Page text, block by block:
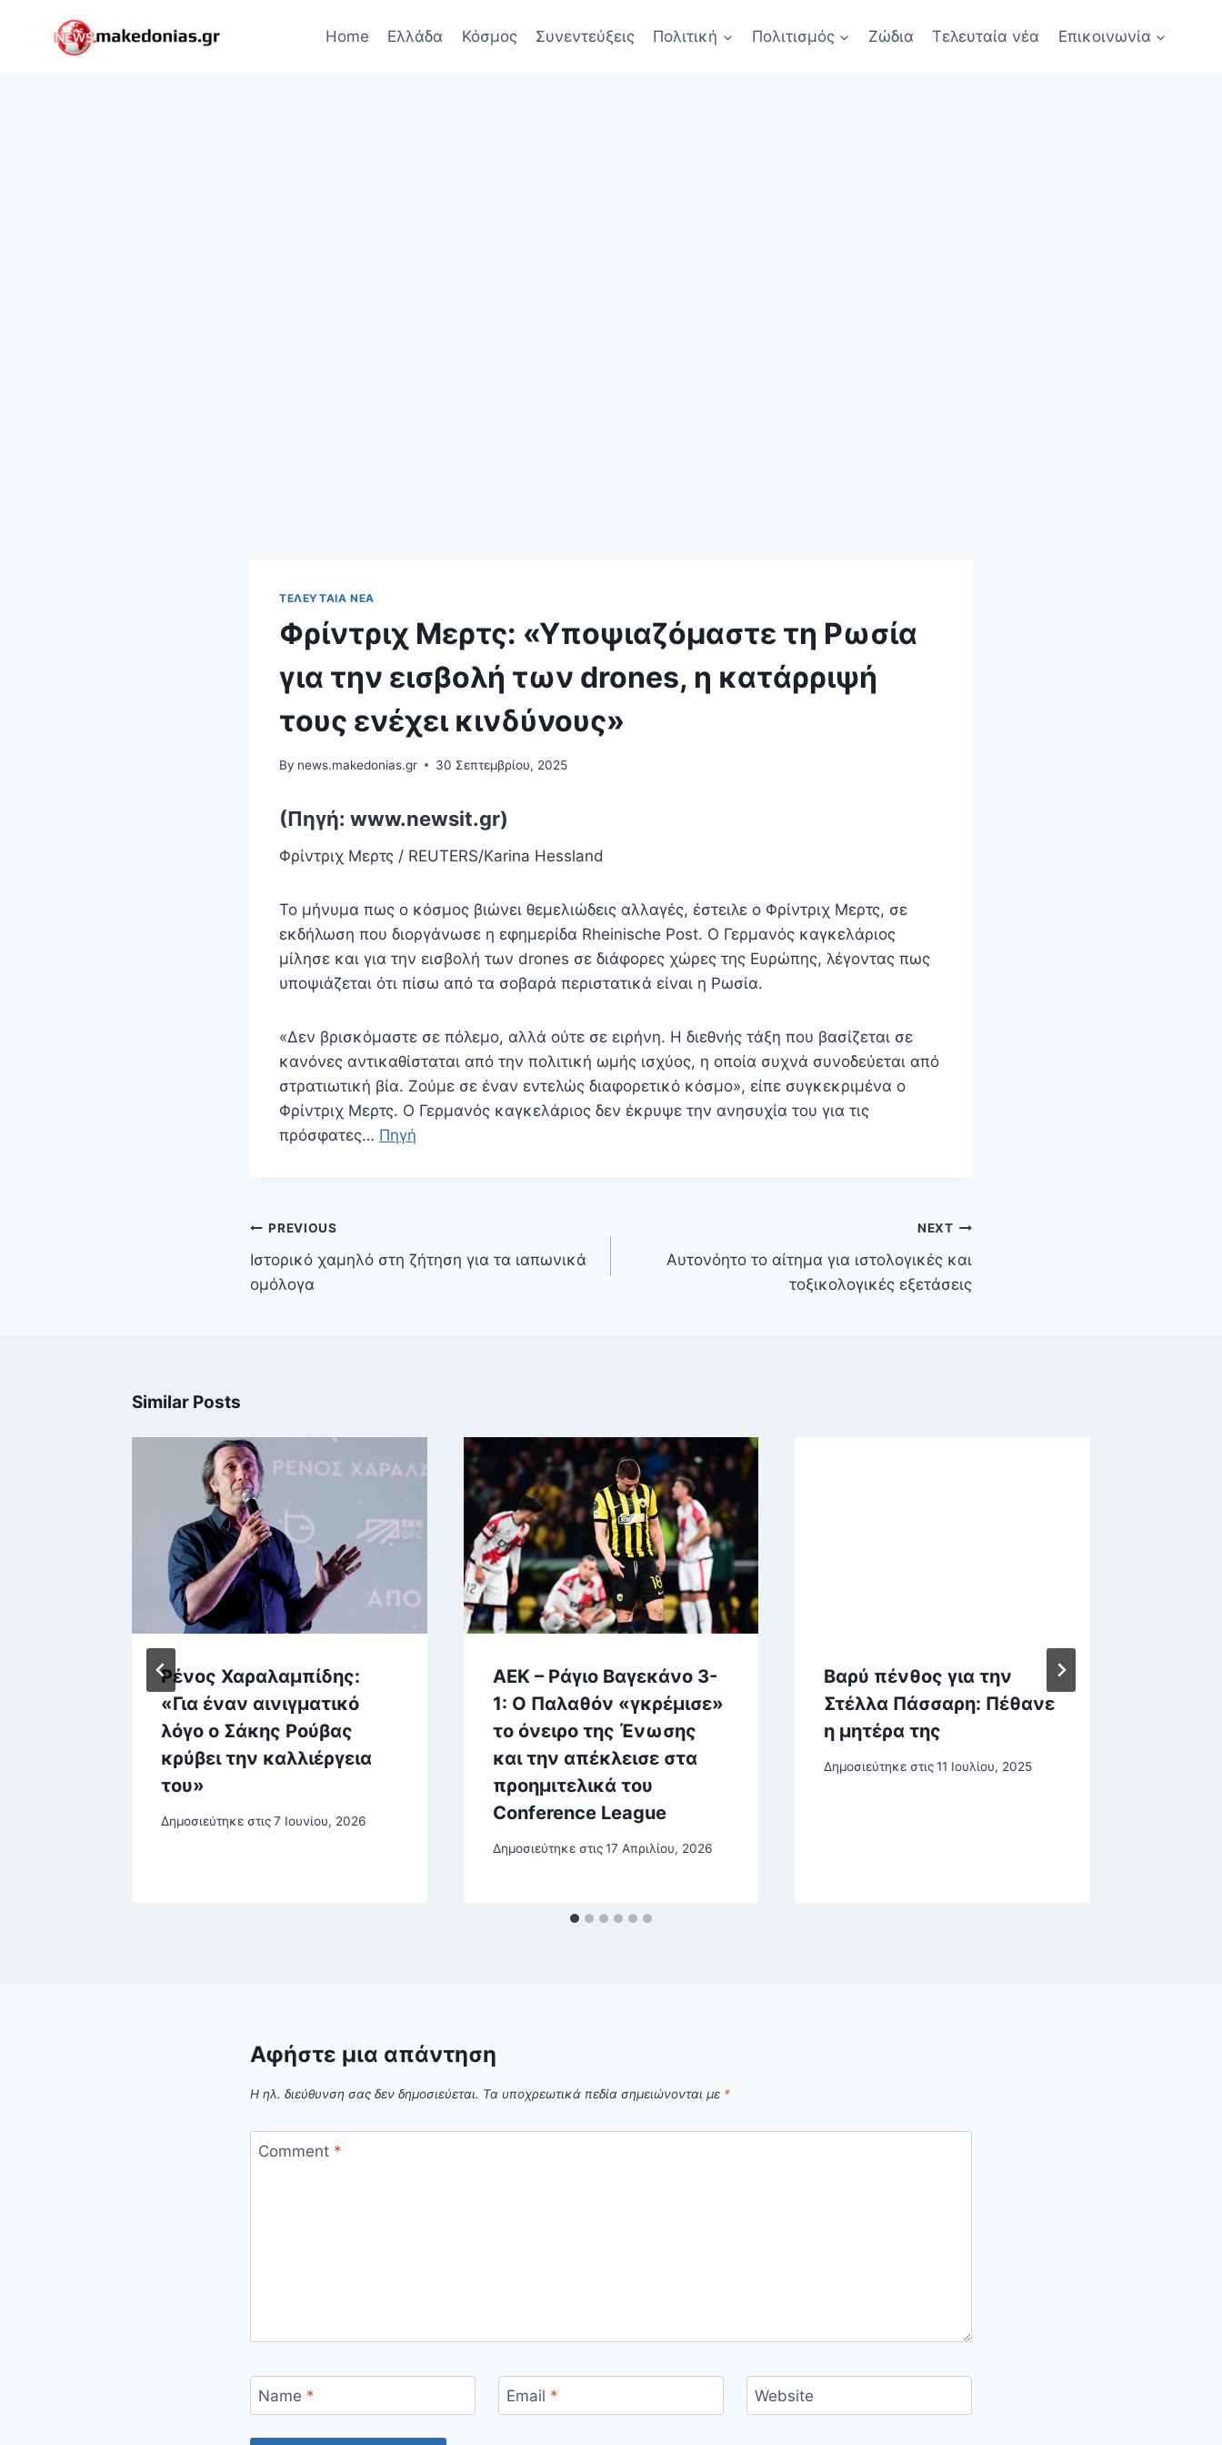
Home Ελλάδα Κόσμος Συνεντεύξεις Πολιτική Πολιτισμός Ζώδια Τελευταία νέα Επικοινωνία
ΤΕΛΕΥΤΑΊΑ ΝΈΑ
Φρίντριχ Μερτς: «Υποψιαζόμαστε τη Ρωσία
για την εισβολή των drones, η κατάρριψή
τους ενέχει κινδύνους»
By news.makedonias.gr 30 Σεπτεμβρίου, 2025
(Πηγή: www.newsit.gr)
Φρίντριχ Μερτς / REUTERS/Karina Hessland
Το μήνυμα πως ο κόσμος βιώνει θεμελιώδεις αλλαγές, έστειλε ο Φρίντριχ Μερτς, σε
εκδήλωση που διοργάνωσε η εφημερίδα Rheinische Post. Ο Γερμανός καγκελάριος
μίλησε και για την εισβολή των drones σε διάφορες χώρες της Ευρώπης, λέγοντας πως
υποψιάζεται ότι πίσω από τα σοβαρά περιστατικά είναι η Ρωσία.
«Δεν βρισκόμαστε σε πόλεμο, αλλά ούτε σε ειρήνη. Η διεθνής τάξη που βασίζεται σε
κανόνες αντικαθίσταται από την πολιτική ωμής ισχύος, η οποία συχνά συνοδεύεται από
στρατιωτική βία. Ζούμε σε έναν εντελώς διαφορετικό κόσμο», είπε συγκεκριμένα ο
Φρίντριχ Μερτς. Ο Γερμανός καγκελάριος δεν έκρυψε την ανησυχία του για τις
πρόσφατες… Πηγή
Πλοήγηση
άρθρων
PREVIOUS
Ιστορικό χαμηλό στη ζήτηση για τα ιαπωνικά
ομόλογα
NEXT
Αυτονόητο το αίτημα για ιστολογικές και
τοξικολογικές εξετάσεις
Similar Posts
Ρένος Χαραλαμπίδης:
«Για έναν αινιγματικό
λόγο ο Σάκης Ρούβας
κρύβει την καλλιέργεια
του»
Δημοσιεύτηκε στις7 Ιουνίου, 2026
ΑΕΚ – Ράγιο Βαγεκάνο 3-
1: Ο Παλαθόν «γκρέμισε»
το όνειρο της Ένωσης
και την απέκλεισε στα
προημιτελικά του
Conference League
Δημοσιεύτηκε στις 17 Απριλίου, 2026
Βαρύ πένθος για την
Στέλλα Πάσσαρη: Πέθανε
η μητέρα της
Δημοσιεύτηκε στις 11 Ιουλίου, 2025
Αφήστε μια απάντηση
Η ηλ. διεύθυνση σας δεν δημοσιεύεται. Τα υποχρεωτικά πεδία σημειώνονται με *
Comment *
Name * Email * Website